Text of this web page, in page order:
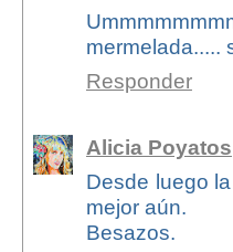
mermelada.....
Responder
Alicia Poyatos
Desde luego
mejor aún.
Besazos.